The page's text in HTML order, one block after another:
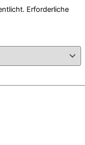
Erforderliche